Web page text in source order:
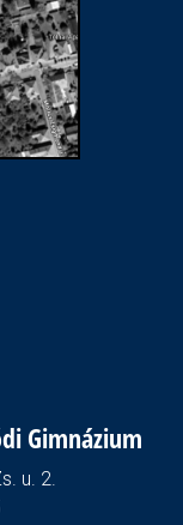
Gimnázium
u. 2.